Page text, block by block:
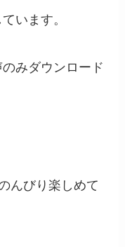
います。
みダウンロード
んびり楽しめて